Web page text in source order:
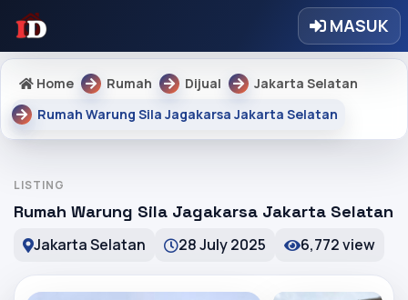
MASUK
Home Rumah Dijual
Jakarta Selatan
Rumah Warung Sila Jagakarsa Jakarta Selatan
LISTING
Rumah Warung Sila Jagakarsa Jakarta Selatan
Jakarta Selatan 28 July 2025 6,772 view